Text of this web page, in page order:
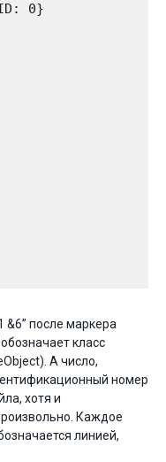
0}
&6” после маркера
класс
А число,
номер
хотя и
Каждое
линией,